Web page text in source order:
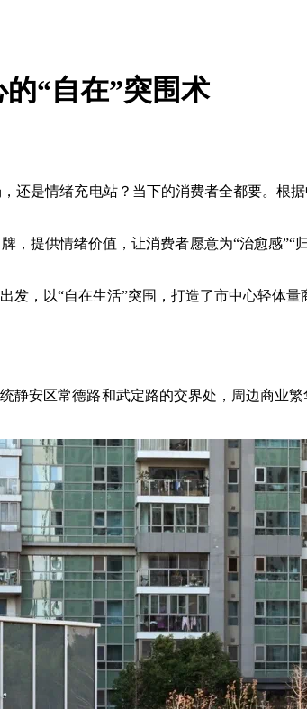
“自在”突围术
是情绪充电站？当下的消费者全都要。根
提供情绪价值，让消费者愿意为“治愈感
，以“自在生活”突围，打造了市中心轻体量
静安区常德路和武定路的交界处，周边商业